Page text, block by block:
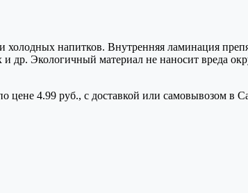
напитков. Внутренняя ламинация
др. Экологичный материал не наносит вреда
4.99 руб., с доставкой или самовывозом в